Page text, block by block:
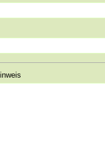
/ Nachricht / Ihr Hinweis